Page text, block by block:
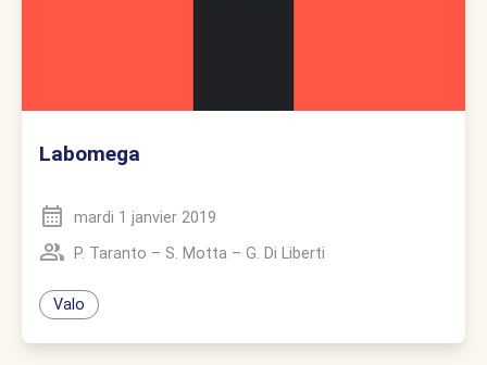
Labomega
mardi 1 janvier 2019
P. Taranto – S. Motta – G. Di Liberti
Valo